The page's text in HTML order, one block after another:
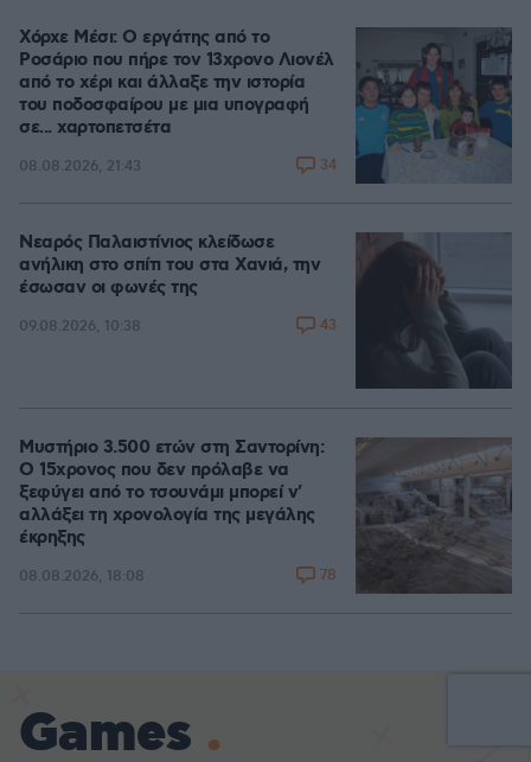
Χόρχε Μέσι: Ο εργάτης από το
Ροσάριο που πήρε τον 13χρονο Λιονέλ
από το χέρι και άλλαξε την ιστορία
του ποδοσφαίρου με μια υπογραφή
σε... χαρτοπετσέτα
08.08.2026, 21:43 34
Νεαρός Παλαιστίνιος κλείδωσε
ανήλικη στο σπίτι του στα Χανιά, την
έσωσαν οι φωνές της
09.08.2026, 10:38 43
Μυστήριο 3.500 ετών στη Σαντορίνη:
Ο 15χρονος που δεν πρόλαβε να
ξεφύγει από το τσουνάμι μπορεί ν'
αλλάξει τη χρονολογία της μεγάλης
έκρηξης
08.08.2026, 18:08 78
Games